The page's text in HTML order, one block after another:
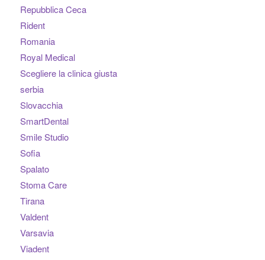
Repubblica Ceca
Rident
Romania
Royal Medical
Scegliere la clinica giusta
serbia
Slovacchia
SmartDental
Smile Studio
Sofia
Spalato
Stoma Care
Tirana
Valdent
Varsavia
Viadent